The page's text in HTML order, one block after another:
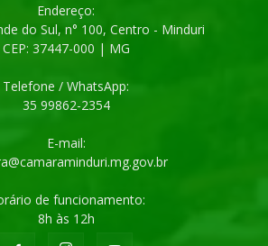
Endereço:
do Sul, n° 100, Centro - Minduri
CEP: 37447-000 | MG
Telefone / WhatsApp:
35 99862-2354
E-mail:
de funcionamento:
8h às 12h